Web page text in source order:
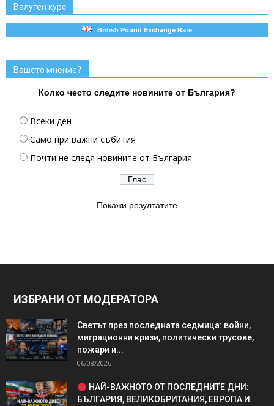
Валутен курс
British Pound Exchange Rate
Вашето мнение?
Колко често следите новините от България?
Всеки ден
Само при важни събития
Почти не следя новините от България
Покажи резултатите
ИЗБРАНИ ОТ МОДЕРАТОРА
Светът през последната седмица: войни,
миграционни кризи, политически трусове,
пожари и...
06/08/2026
НАЙ-ВАЖНОТО ОТ ПОСЛЕДНИТЕ ДНИ:
БЪЛГАРИЯ, ВЕЛИКОБРИТАНИЯ, ЕВРОПА И